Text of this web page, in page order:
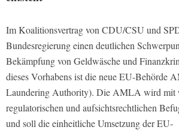
Im Koalitionsvertrag von CDU/CSU und
Bundesregierung einen deutlichen
Bekämpfung von Geldwäsche und
dieses Vorhabens ist die neue EU-Behörde
Laundering Authority). Die AMLA wird mit
regulatorischen und aufsichtsrechtlichen
und soll die einheitliche Umsetzung der EU-